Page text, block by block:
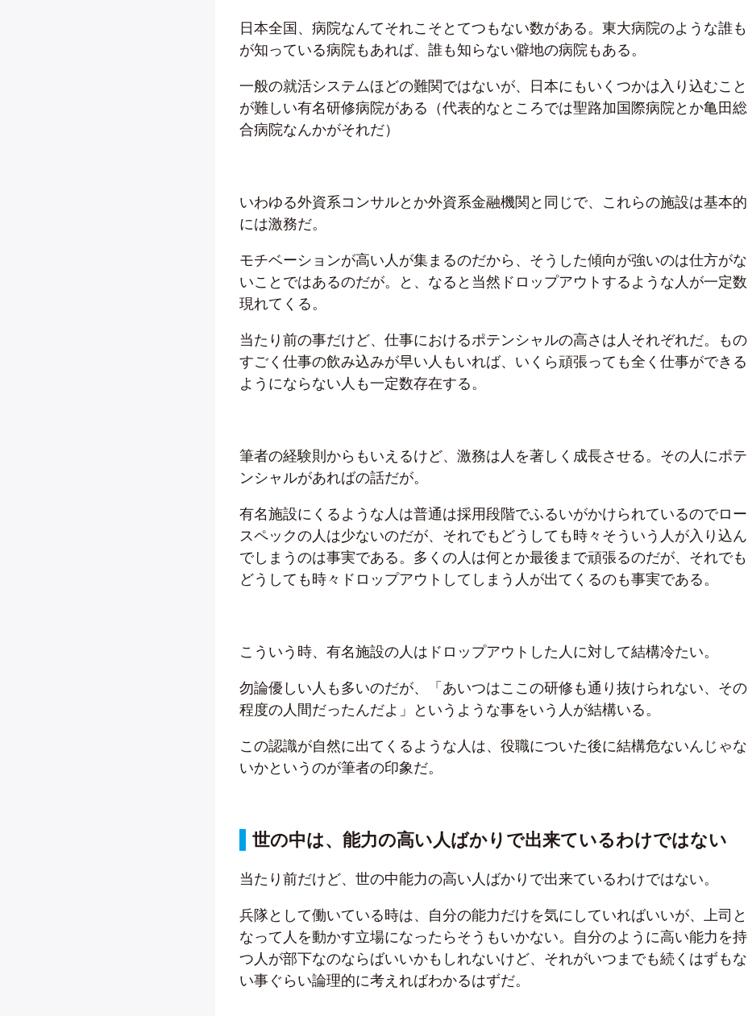
日本全国、病院なんてそれこそとてつもない数がある。東大病院のような誰も
が知っている病院もあれば、誰も知らない僻地の病院もある。
一般の就活システムほどの難関ではないが、日本にもいくつかは入り込むこと
が難しい有名研修病院がある（代表的なところでは聖路加国際病院とか亀田総
合病院なんかがそれだ）
いわゆる外資系コンサルとか外資系金融機関と同じで、これらの施設は基本的
には激務だ。
モチベーションが高い人が集まるのだから、そうした傾向が強いのは仕方がな
いことではあるのだが。と、なると当然ドロップアウトするような人が一定数
現れてくる。
当たり前の事だけど、仕事におけるポテンシャルの高さは人それぞれだ。もの
すごく仕事の飲み込みが早い人もいれば、いくら頑張っても全く仕事ができる
ようにならない人も一定数存在する。
筆者の経験則からもいえるけど、激務は人を著しく成長させる。その人にポテ
ンシャルがあればの話だが。
有名施設にくるような人は普通は採用段階でふるいがかけられているのでロー
スペックの人は少ないのだが、それでもどうしても時々そういう人が入り込ん
でしまうのは事実である。多くの人は何とか最後まで頑張るのだが、それでも
どうしても時々ドロップアウトしてしまう人が出てくるのも事実である。
こういう時、有名施設の人はドロップアウトした人に対して結構冷たい。
勿論優しい人も多いのだが、「あいつはここの研修も通り抜けられない、その
程度の人間だったんだよ」というような事をいう人が結構いる。
この認識が自然に出てくるような人は、役職についた後に結構危ないんじゃな
いかというのが筆者の印象だ。
世の中は、能力の高い人ばかりで出来ているわけではない
当たり前だけど、世の中能力の高い人ばかりで出来ているわけではない。
兵隊として働いている時は、自分の能力だけを気にしていればいいが、上司と
なって人を動かす立場になったらそうもいかない。自分のように高い能力を持
つ人が部下なのならばいいかもしれないけど、それがいつまでも続くはずもな
い事ぐらい論理的に考えればわかるはずだ。